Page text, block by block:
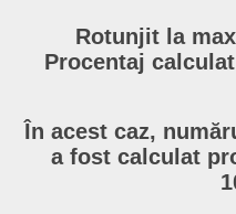
Rotunjit la
Procentaj
În acest caz,
a fost calculat